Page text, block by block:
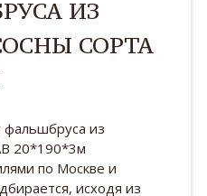
ИЗ
СОРТА
фальшбруса из
20*190*3м
по Москве и
исходя из